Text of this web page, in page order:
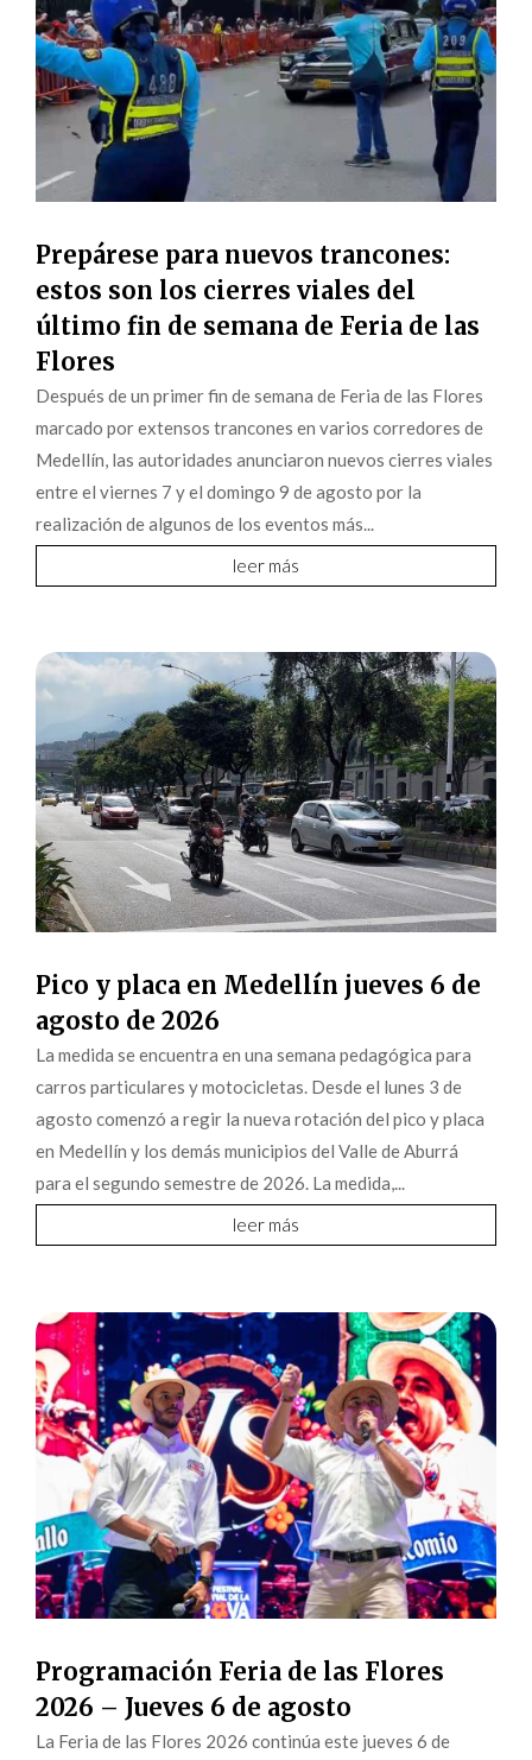
Prepárese para nuevos trancones:
estos son los cierres viales del
último fin de semana de Feria de las
Flores
Después de un primer fin de semana de Feria de las Flores
marcado por extensos trancones en varios corredores de
Medellín, las autoridades anunciaron nuevos cierres viales
entre el viernes 7 y el domingo 9 de agosto por la
realización de algunos de los eventos más...
leer más
Pico y placa en Medellín jueves 6 de
agosto de 2026
La medida se encuentra en una semana pedagógica para
carros particulares y motocicletas. Desde el lunes 3 de
agosto comenzó a regir la nueva rotación del pico y placa
en Medellín y los demás municipios del Valle de Aburrá
para el segundo semestre de 2026. La medida,...
leer más
Programación Feria de las Flores
2026 – Jueves 6 de agosto
La Feria de las Flores 2026 continúa este jueves 6 de